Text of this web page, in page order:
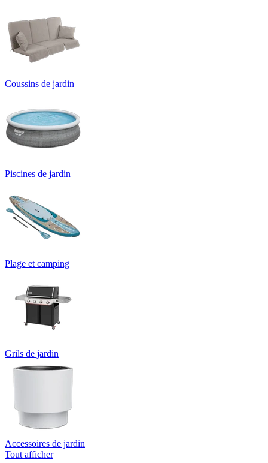
Coussins de jardin
Piscines de jardin
Plage et camping
Grils de jardin
Accessoires de jardin
Tout afficher